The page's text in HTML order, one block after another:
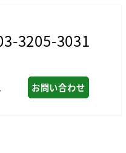
3205-3031
お問い合わせ